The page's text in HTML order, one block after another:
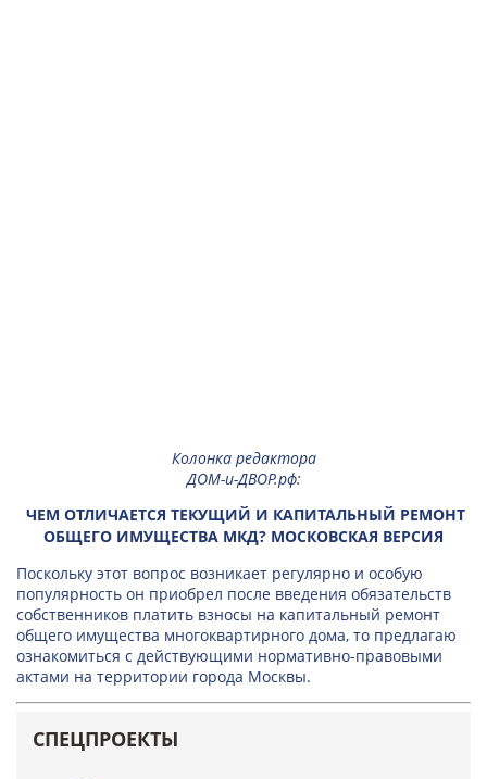
Колонка редактора
ДОМ-и-ДВОР.рф:
ЧЕМ ОТЛИЧАЕТСЯ ТЕКУЩИЙ И КАПИТАЛЬНЫЙ РЕМОНТ
ОБЩЕГО ИМУЩЕСТВА МКД? МОСКОВСКАЯ ВЕРСИЯ
Поскольку этот вопрос возникает регулярно и особую
популярность он приобрел после введения обязательств
собственников платить взносы на капитальный ремонт
общего имущества многоквартирного дома, то предлагаю
ознакомиться с действующими нормативно-правовыми
актами на территории города Москвы.
СПЕЦПРОЕКТЫ